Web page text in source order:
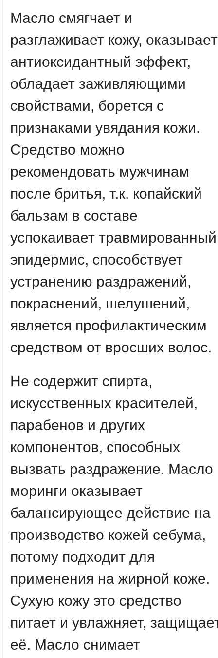
Масло смягчает и
разглаживает кожу, оказывает
антиоксидантный эффект,
обладает заживляющими
свойствами, борется с
признаками увядания кожи.
Средство можно
рекомендовать мужчинам
после бритья, т.к. копайский
бальзам в составе
успокаивает травмированный
эпидермис, способствует
устранению раздражений,
покраснений, шелушений,
является профилактическим
средством от вросших волос.
Не содержит спирта,
искусственных красителей,
парабенов и других
компонентов, способных
вызвать раздражение. Масло
моринги оказывает
балансирующее действие на
производство кожей себума,
потому подходит для
применения на жирной коже.
Сухую кожу это средство
питает и увлажняет,
её. Масло снимает